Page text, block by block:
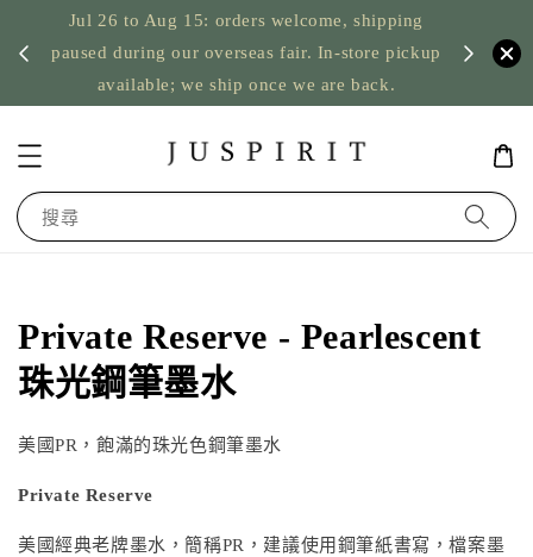
Jul 26 to Aug 15: orders welcome, shipping
paused during our overseas fair. In-store pickup
available; we ship once we are back.
US
搜尋
Private Reserve - Pearlescent
珠光鋼筆墨水
美國PR，飽滿的珠光色鋼筆墨水
Private Reserve
美國經典老牌墨水，簡稱PR，建議使用鋼筆紙書寫，檔案墨